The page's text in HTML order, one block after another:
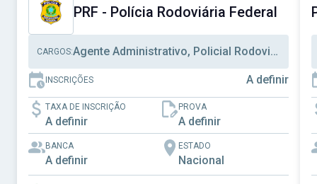
PRF - Polícia Rodoviária Federal
CARGOS: Agente Administrativo, Policial Rodoviário Federal
INSCRIÇÕES A definir
TAXA DE INSCRIÇÃO
A definir
PROVA
A definir
BANCA
A definir
ESTADO
Nacional